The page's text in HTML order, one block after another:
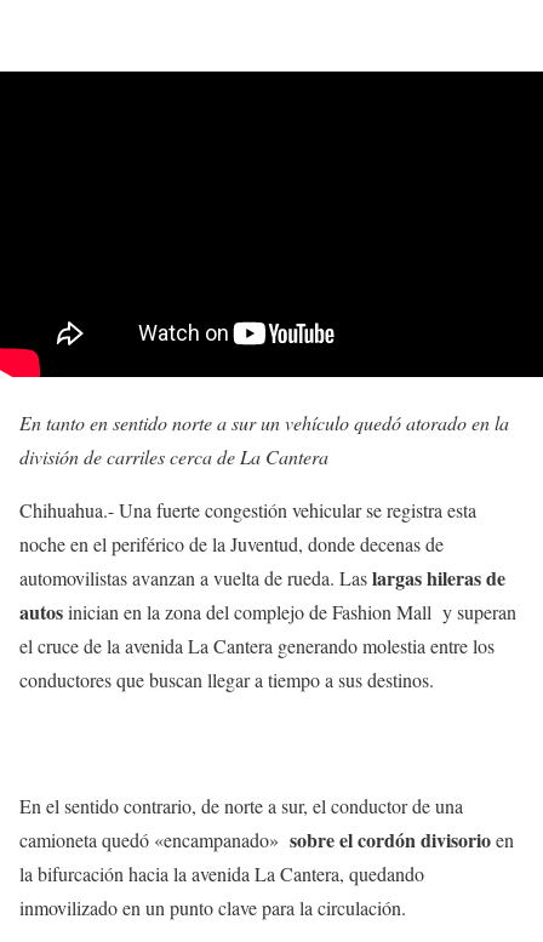
En tanto en sentido norte a sur un vehículo quedó atorado en la
división de carriles cerca de La Cantera
Chihuahua.- Una fuerte congestión vehicular se registra esta
noche en el periférico de la Juventud, donde decenas de
automovilistas avanzan a vuelta de rueda. Laslargas hileras de
autosinician en la zona del complejo de Fashion Mall y superan
el cruce de la avenida La Cantera generando molestia entre los
conductores que buscan llegar a tiempo a sus destinos.
En el sentido contrario, de norte a sur, el conductor de una
camioneta quedó «encampanado» sobre el cordón divisorioen
la bifurcación hacia la avenida La Cantera, quedando
inmovilizado en un punto clave para la circulación.